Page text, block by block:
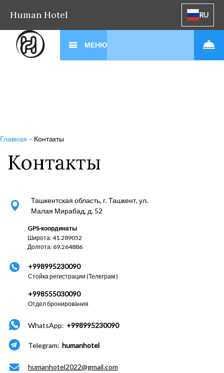
Human Hotel RU
МЕНЮ
Главная – Контакты
Контакты
Ташкентская область, г. Ташкент, ул.
Малая Мирабад, д. 52
GPS-координаты
Широта: 41.289052
Долгота: 69.264886
+998995230090
Стойка регистрации (Телеграм )
+998555030090
Отдел бронирования
WhatsApp: +998995230090
Telegram: humanhotel
humanhotel2022@gmail.com